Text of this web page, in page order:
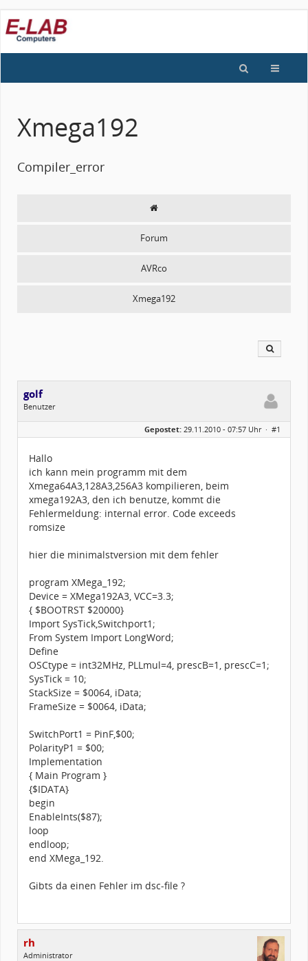
Xmega192
Compiler_error
Forum
AVRco
Xmega192
golf
Benutzer
Geschlecht:
Alter:
73
Dabei seit:
Gepostet: 29.11.2010 - 07:57 Uhr · #1
Hallo
ich kann mein programm mit dem
Xmega64A3,128A3,256A3 kompilieren, beim
xmega192A3, den ich benutze, kommt die
Fehlermeldung: internal error. Code exceeds
romsize
hier die minimalstversion mit dem fehler
program XMega_192;
Device = XMega192A3, VCC=3.3;
{ $BOOTRST $20000}
Import SysTick,Switchport1;
From System Import LongWord;
Define
OSCtype = int32MHz, PLLmul=4, prescB=1, prescC=1;
SysTick = 10;
StackSize = $0064, iData;
FrameSize = $0064, iData;
SwitchPort1 = PinF,$00;
PolarityP1 = $00;
Implementation
{ Main Program }
{$IDATA}
begin
EnableInts($87);
loop
endloop;
end XMega_192.
Gibts da einen Fehler im dsc-file ?
rh
Administrator